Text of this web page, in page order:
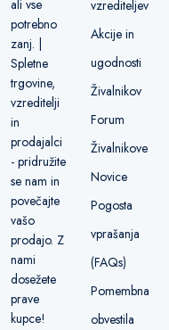
ali vse
potrebno
zanj. |
Spletne
trgovine,
vzreditelji
in
prodajalci
- pridružite
se nam in
povečajte
vašo
prodajo. Z
nami
dosežete
prave
kupce!
vzrediteljev
Akcije in
ugodnosti
Živalnikov
Forum
Živalnikove
Novice
Pogosta
vprašanja
(FAQs)
Pomembna
obvestila